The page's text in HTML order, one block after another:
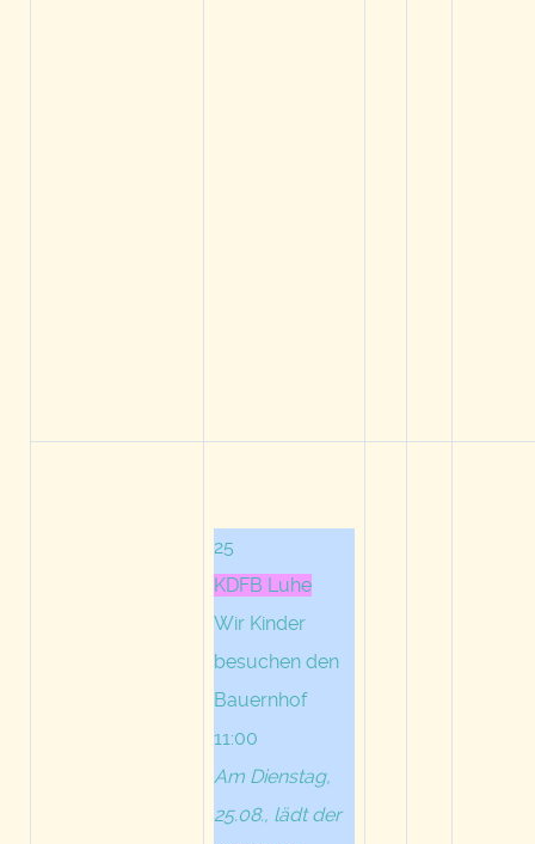
25
KDFB Luhe
Wir Kinder
besuchen den
Bauernhof
11:00
Am Dienstag,
25.08., lädt der